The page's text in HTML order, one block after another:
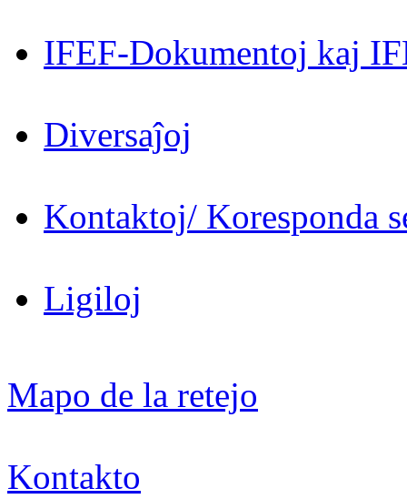
IFEF-Dokumentoj kaj
Diversaĵoj
Kontaktoj/ Koresponda
Ligiloj
Mapo de la retejo
Kontakto